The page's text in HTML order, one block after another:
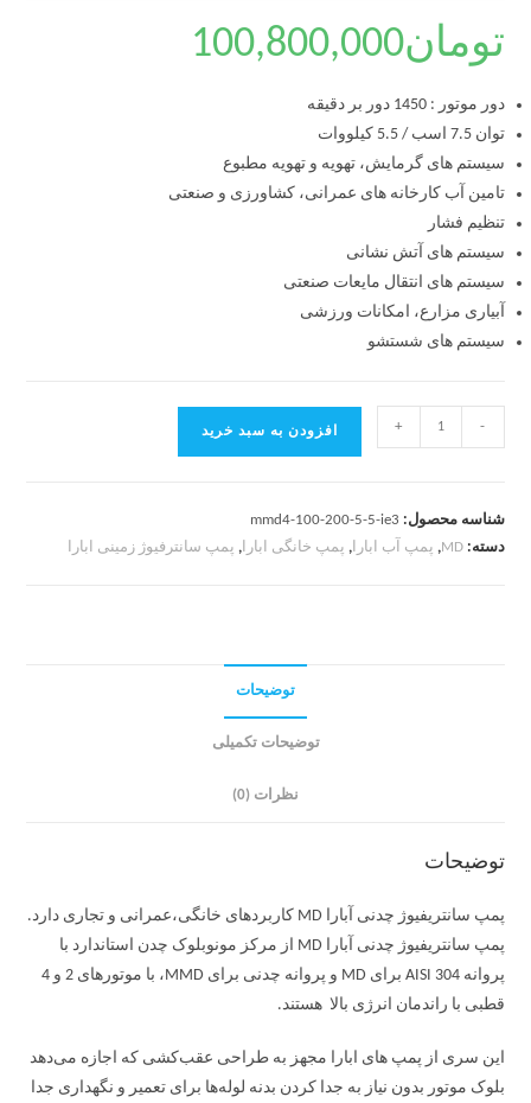
تومان100,800,000
دور موتور : 1450 دور بر دقیقه
توان 7.5 اسب / 5.5 کیلووات
سیستم های گرمایش، تهویه و تهویه مطبوع
تامین آب کارخانه های عمرانی، کشاورزی و صنعتی
تنظیم فشار
سیستم های آتش نشانی
سیستم های انتقال مایعات صنعتی
آبیاری مزارع، امکانات ورزشی
سیستم های شستشو
-
+ افزودن به سبد خرید
شناسه محصول: mmd4-100-200-5-5-ie3
دسته:MD
, پمپ آب ابارا, پمپ خانگی ابارا, پمپ سانترفیوژ زمینی ابارا
توضیحات
توضیحات تکمیلی
نظرات (0)
توضیحات
پمپ سانتریفیوژ چدنی آبارا MD کاربردهای خانگی،عمرانی و تجاری دارد.
پمپ سانتریفیوژ چدنی آبارا MD از مرکز مونوبلوک چدن استاندارد با
پروانه AISI 304 برای MD و پروانه چدنی برای MMD، با موتورهای 2 و 4
قطبی با راندمان انرژی بالا هستند.
این سری از پمپ های ابارا مجهز به طراحی عقب‌کشی که اجازه می‌دهد
بلوک موتور بدون نیاز به جدا کردن بدنه لوله‌ها برای تعمیر و نگهداری جدا